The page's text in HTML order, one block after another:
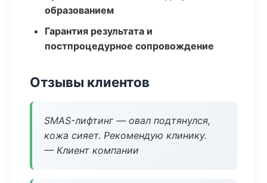
образованием
Гарантия результата и
постпроцедурное сопровождение
Отзывы клиентов
SMAS-лифтинг — овал подтянулся,
кожа сияет. Рекомендую клинику.
— Клиент компании